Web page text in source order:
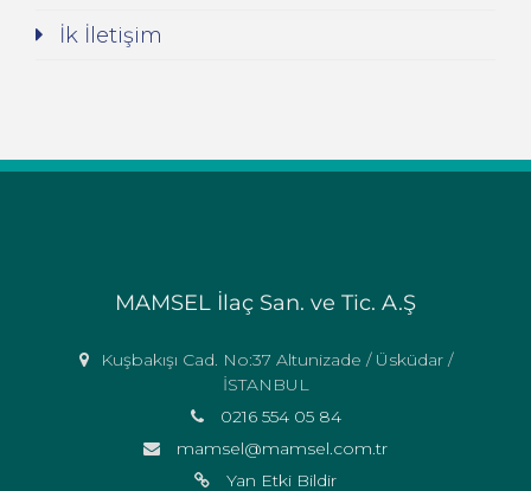
İk İletişim
MAMSEL İlaç San. ve Tic. A.Ş
Kuşbakışı Cad. No:37 Altunizade / Üsküdar /
İSTANBUL
0216 554 05 84
mamsel@mamsel.com.tr
Yan Etki Bildir